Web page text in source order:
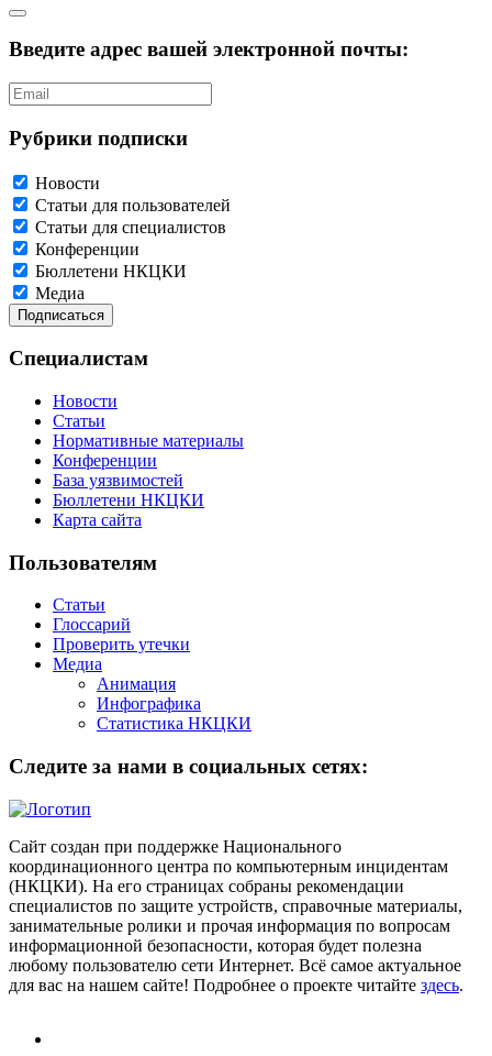
Введите адрес вашей электронной почты:
Рубрики подписки
Новости
Статьи для пользователей
Статьи для специалистов
Конференции
Бюллетени НКЦКИ
Медиа
Специалистам
Новости
Статьи
Нормативные материалы
Конференции
База уязвимостей
Бюллетени НКЦКИ
Карта сайта
Пользователям
Статьи
Глоссарий
Проверить утечки
Медиа
Анимация
Инфографика
Статистика НКЦКИ
Следите за нами в социальных сетях:
Сайт создан при поддержке Национального
координационного центра по компьютерным инцидентам
(НКЦКИ). На его страницах собраны рекомендации
специалистов по защите устройств, справочные материалы,
занимательные ролики и прочая информация по вопросам
информационной безопасности, которая будет полезна
любому пользователю сети Интернет. Всё самое актуальное
для вас на нашем сайте! Подробнее о проекте читайте здесь.